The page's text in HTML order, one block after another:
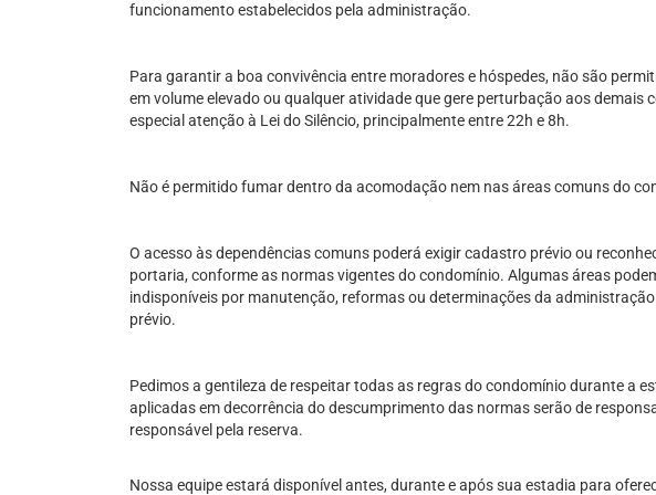
funcionamento estabelecidos pela administração.
Para garantir a boa convivência entre moradores e hóspedes, não são
em volume elevado ou qualquer atividade que gere perturbação aos demais
especial atenção à Lei do Silêncio, principalmente entre 22h e 8h.
Não é permitido fumar dentro da acomodação nem nas áreas comuns do
O acesso às dependências comuns poderá exigir cadastro prévio ou
portaria, conforme as normas vigentes do condomínio. Algumas áreas
indisponíveis por manutenção, reformas ou determinações da
prévio.
Pedimos a gentileza de respeitar todas as regras do condomínio durante a
aplicadas em decorrência do descumprimento das normas serão de
responsável pela reserva.
Nossa equipe estará disponível antes, durante e após sua estadia para